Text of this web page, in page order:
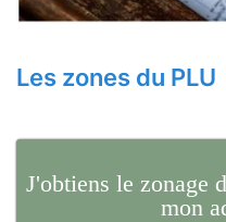
Les zones du PLU
J'obtiens le zonage
mon